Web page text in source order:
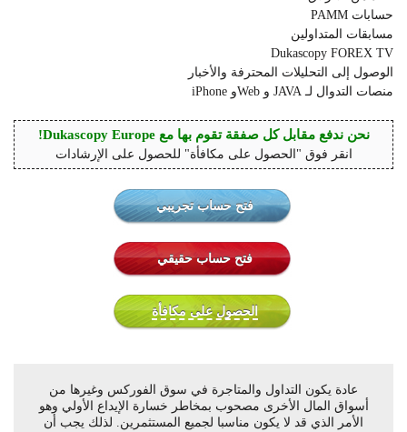
حسابات PAMM
مسابقات المتداولين
Dukascopy FOREX TV
الوصول إلى التحليلات المحترفة والأخبار
منصات التدوال لـ JAVA و Webو iPhone
نحن ندفع مقابل كل صفقة تقوم بها مع Dukascopy Europe!
انقر فوق "الحصول على مكافأة" للحصول على الإرشادات
فتح حساب تجريبي
فتح حساب حقيقي
الحصول على مكافأة
عادة يكون التداول والمتاجرة في سوق الفوركس وغيرها من
أسواق المال الأخرى مصحوب بمخاطر خسارة الإيداع الأولي وهو
الأمر الذي قد لا يكون مناسبا لجميع المستثمرين. لذلك يجب أن